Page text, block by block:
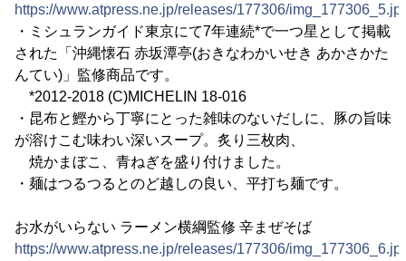
https://www.atpress.ne.jp/releases/177306/
・ミシュランガイド東京にて7年連続*で一つ星として掲載
された「沖縄懐石 赤坂潭亭(おきなわかいせき あかさかた
んてい)」監修商品です。
*2012-2018 (C)MICHELIN 18-016
・昆布と鰹から丁寧にとった雑味のないだしに、豚の旨味
が溶けこむ味わい深いスープ。炙り三枚肉、
焼かまぼこ、青ねぎを盛り付けました。
・麺はつるつるとのど越しの良い、平打ち麺です。
お水がいらない ラーメン横綱監修 辛まぜそば
https://www.atpress.ne.jp/releases/177306/